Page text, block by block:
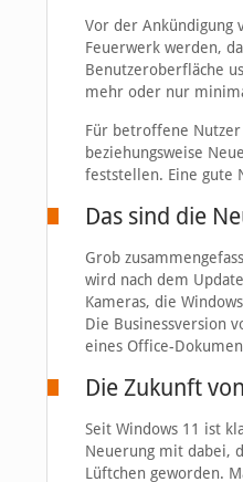
Vor der Ankündigung
Feuerwerk werden,
Benutzeroberfläche
mehr oder nur
Für betroffene Nutzer
beziehungsweise
feststellen. Eine gute
Das sind die
Grob
wird nach dem
Kameras, die
Die Businessversion
eines Office-
Die Zukunft
Seit Windows 11 ist
Neuerung mit dabei,
Lüftchen geworden.